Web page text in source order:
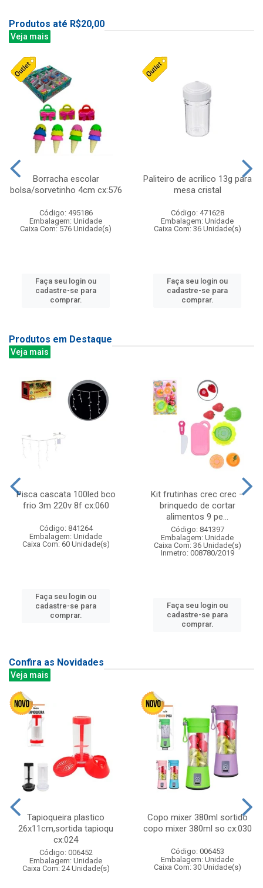
Produtos até R$20,00
Veja mais
Borracha escolar
bolsa/sorvetinho 4cm cx:576
Código: 495186
Embalagem: Unidade
Caixa Com: 576 Unidade(s)
Faça seu login ou
cadastre-se para
comprar.
Paliteiro de acrilico 13g para
mesa cristal
Código: 471628
Embalagem: Unidade
Caixa Com: 36 Unidade(s)
Faça seu login ou
cadastre-se para
comprar.
Produtos em Destaque
Veja mais
Pisca cascata 100led bco
frio 3m 220v 8f cx:060
Código: 841264
Embalagem: Unidade
Caixa Com: 60 Unidade(s)
Faça seu login ou
cadastre-se para
comprar.
Kit frutinhas crec crec –
brinquedo de cortar
alimentos 9 pe...
Código: 841397
Embalagem: Unidade
Caixa Com: 36 Unidade(s)
Inmetro: 008780/2019
Faça seu login ou
cadastre-se para
comprar.
Confira as Novidades
Veja mais
Tapioqueira plastico
26x11cm,sortida tapioqu
cx:024
Código: 006452
Embalagem: Unidade
Caixa Com: 24 Unidade(s)
Copo mixer 380ml sortido
copo mixer 380ml so cx:030
Código: 006453
Embalagem: Unidade
Caixa Com: 30 Unidade(s)